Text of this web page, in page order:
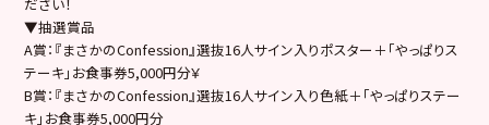
▼抽選賞品
A賞：『まさかのConfession』選抜16人サイン入りポスター＋「やっぱりス
テーキ」お食事券5,000円分￥
B賞：『まさかのConfession』選抜16人サイン入り色紙＋「やっぱりステー
キ」お食事券5,000円分